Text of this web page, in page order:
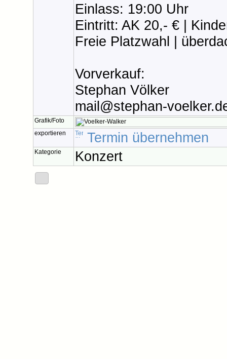
Einlass: 19:00 Uhr
Eintritt: AK 20,- € |
Freie Platzwahl |
Vorverkauf:
Stephan Völker
mail@stephan-
Grafik/Foto
exportieren
Termin übernehmen
Kategorie Konzert